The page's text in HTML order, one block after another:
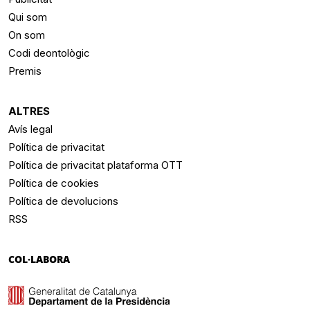
Qui som
On som
Codi deontològic
Premis
ALTRES
Avís legal
Política de privacitat
Política de privacitat plataforma OTT
Política de cookies
Política de devolucions
RSS
COL·LABORA